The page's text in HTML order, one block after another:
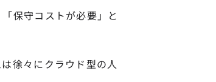
保守コストが必要」と
徐々にクラウド型の人